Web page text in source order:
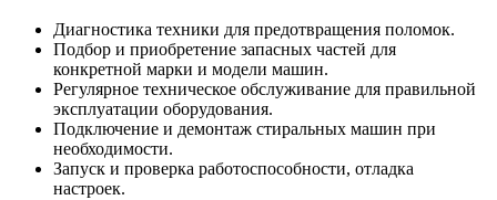
Диагностика техники для предотвращения поломок.
Подбор и приобретение запасных частей для
конкретной марки и модели машин.
Регулярное техническое обслуживание для правильной
эксплуатации оборудования.
Подключение и демонтаж стиральных машин при
необходимости.
Запуск и проверка работоспособности, отладка
настроек.